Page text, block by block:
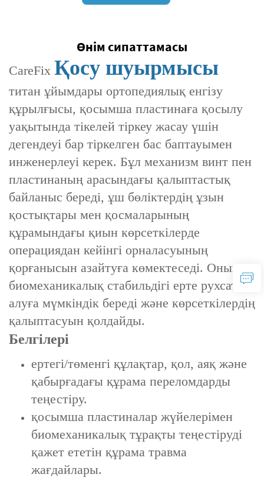
Өнім сипаттамасы
CareFix Қосу шуырмысы
титан ұйымдары ортопедиялық енгізу
құрылғысы, қосымша пластинаға қосылу
уақытында тікелей тіркеу жасау үшін
дегендеуі бар тіркелген бас баптауымен
инженерлеуі керек. Бұл механизм винт пен
пластинаның арасындағы қалыптастық
байланыс береді, ұш бөліктердің ұзын
қостықтары мен қосмаларының
құрамындағы қиын көрсеткілерде
операциядан кейінгі орналасуының
қорғанысын азайтуға көмектеседі. Оның
биомеханикалық стабильдігі ерте рухсат
алуға мүмкіндік береді және көрсеткілердің
қалыптасуын қолдайды.
Белгілері
ертегі/төменгі құлақтар, қол, аяқ және
қабырғадағы құрама переломдарды
теңестіру.
қосымша пластиналар жүйелерімен
биомеханикалық тұрақты теңестіруді
қажет ететін құрама травма
жағдайлары.